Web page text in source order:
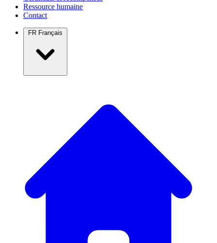
Ressource humaine
Contact
FR Français